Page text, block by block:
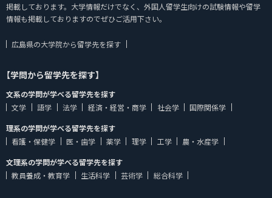
掲載しております。大学情報だけでなく、外国人留学生向けの試験情報や留学
情報も掲載しておりますのでぜひご活用下さい。
広島県の大学院から留学先を探す
【学問から留学先を探す】
文系の学問が学べる留学先を探す
文学
語学 法学 経済・経営・商学 社会学
国際関係学
理系の学問が学べる留学先を探す
看護・保健学
医・歯学 薬学 理学 工学
農・水産学
文理系の学問が学べる留学先を探す
教員養成・教育学
生活科学 芸術学 総合科学